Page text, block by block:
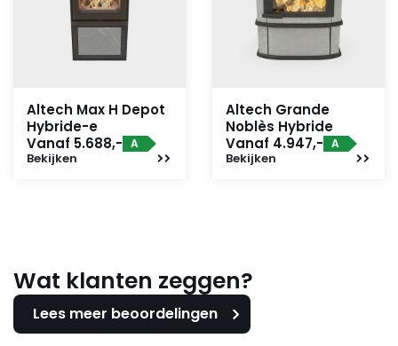
Altech Max H Depot
Hybride-e
Vanaf 5.688,- A
Bekijken
Altech Grande
Noblès Hybride
Vanaf 4.947,- A
Bekijken
Wat klanten zeggen?
Lees meer beoordelingen